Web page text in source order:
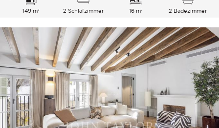
149 m² 2 Schlafzimmer 16 m² 2 Badezimmer